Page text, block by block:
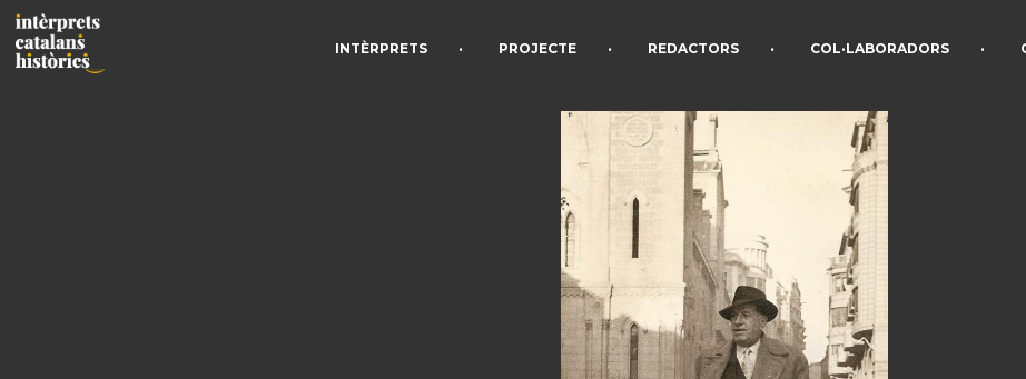
INTÈRPRETS • PROJECTE • REDACTORS • COL·LABORADORS •